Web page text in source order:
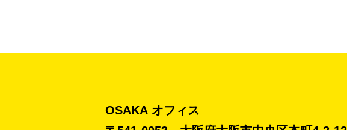
OSAKA オフィス